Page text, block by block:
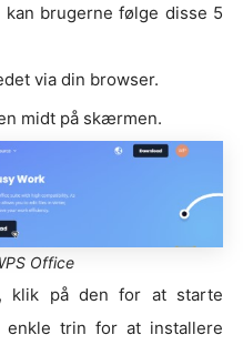
kan brugerne følge disse 5
via din browser.
midt på skærmen.
Office
klik på den for at starte
trin for at installere